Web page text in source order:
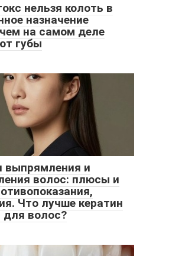
нельзя колоть в
назначение
на самом деле
губы
выпрямления и
волос: плюсы и
Что лучше кератин
для волос?